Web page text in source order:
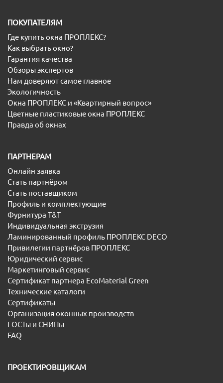
ПОКУПАТЕЛЯМ
Где купить окна ПРОПЛЕКС?
Как выбрать окно?
Гарантия качества
Обзоры экспертов
Нам доверяют самое главное
Экологичность
Окна ПРОПЛЕКС и «Квартирный вопрос»
Цветные пластиковые окна ПРОПЛЕКС
Правда об окнах
ПАРТНЕРАМ
Онлайн заявка
Стать партнёром
Стать поставщиком
Профиль и комплектующие
Фурнитура T&T
Индивидуальная экструзия
Ламинированный профиль ПРОПЛЕКС DECO
Привилегии партнёров ПРОПЛЕКС
Юридический сервис
Маркетинговый сервис
Сертификат партнера EcoMaterial Green
Технические каталоги
Сертификаты
Организация оконных производств
ГОСТы и СНИПы
FAQ
ПРОЕКТИРОВЩИКАМ